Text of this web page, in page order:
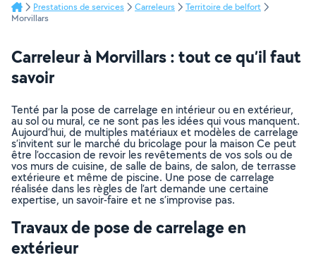
Prestations de services Carreleurs
Territoire de belfort
Morvillars
Carreleur à Morvillars : tout ce qu’il faut
savoir
Tenté par la pose de carrelage en intérieur ou en extérieur,
au sol ou mural, ce ne sont pas les idées qui vous manquent.
Aujourd’hui, de multiples matériaux et modèles de carrelage
s’invitent sur le marché du bricolage pour la maison Ce peut
être l’occasion de revoir les revêtements de vos sols ou de
vos murs de cuisine, de salle de bains, de salon, de terrasse
extérieure et même de piscine. Une pose de carrelage
réalisée dans les règles de l’art demande une certaine
expertise, un savoir-faire et ne s’improvise pas.
Travaux de pose de carrelage en
extérieur